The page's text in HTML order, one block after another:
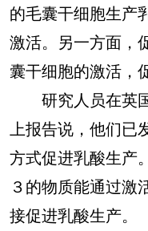
的毛囊干细胞生产
激活。另一方面，
囊干细胞的激活，
研究人员在英国
上报告说，他们已
方式促进乳酸生产
３的物质能通过激
接促进乳酸生产。